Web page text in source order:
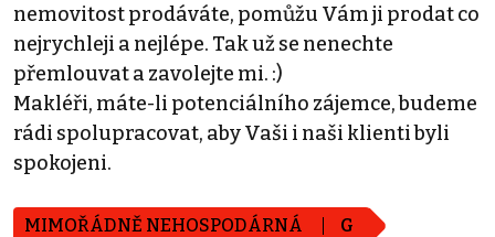
nemovitost prodáváte, pomůžu Vám ji prodat co
nejrychleji a nejlépe. Tak už se nenechte
přemlouvat a zavolejte mi. :)
Makléři, máte-li potenciálního zájemce, budeme
rádi spolupracovat, aby Vaši i naši klienti byli
spokojeni.
MIMOŘÁDNĚ NEHOSPODÁRNÁ G